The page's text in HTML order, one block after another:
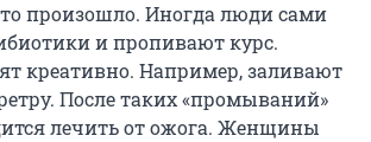
произошло. Иногда люди сами
и пропивают курс.
креативно. Например, заливают
После таких «промываний»
лечить от ожога. Женщины